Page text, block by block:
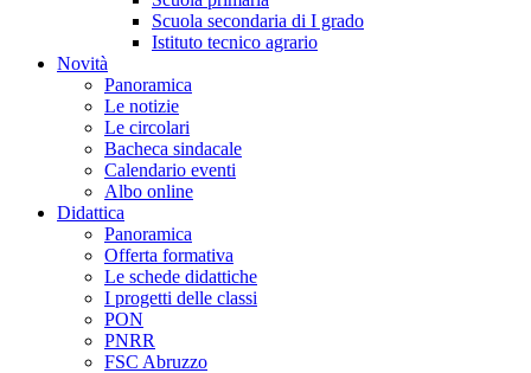
Scuola secondaria di I grado
Istituto tecnico agrario
Novità
Panoramica
Le notizie
Le circolari
Bacheca sindacale
Calendario eventi
Albo online
Didattica
Panoramica
Offerta formativa
Le schede didattiche
I progetti delle classi
PON
PNRR
FSC Abruzzo